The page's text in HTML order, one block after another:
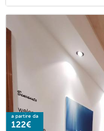
a partire da
122€